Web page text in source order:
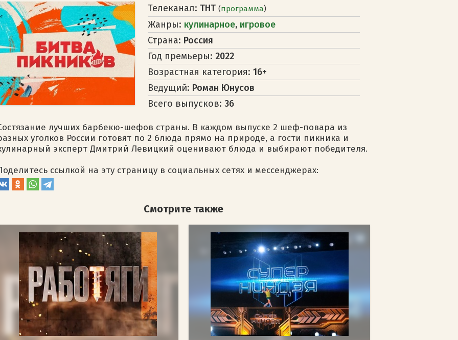
Телеканал: ТНТ (программа)
Жанры: кулинарное, игровое
Страна: Россия
Год премьеры: 2022
Возрастная категория: 16+
Ведущий: Роман Юнусов
Всего выпусков: 36
лучших барбекю-шефов страны. В каждом выпуске 2 шеф-повара из
уголков России готовят по 2 блюда прямо на природе, а гости пикника и
эксперт Дмитрий Левицкий оценивают блюда и выбирают победителя.
ссылкой на эту страницу в социальных сетях и мессенджерах:
Смотрите также